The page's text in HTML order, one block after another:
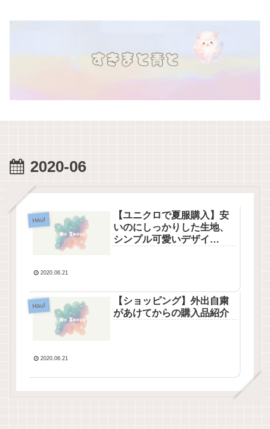
2020-06
Haul
【ユニクロで夏服購入】安
いのにしっかりした生地、
シンプル可愛いデザイ
2020.06.21
Haul
【ショッピング】外出自粛
があけてからの購入品紹介
2020.06.21